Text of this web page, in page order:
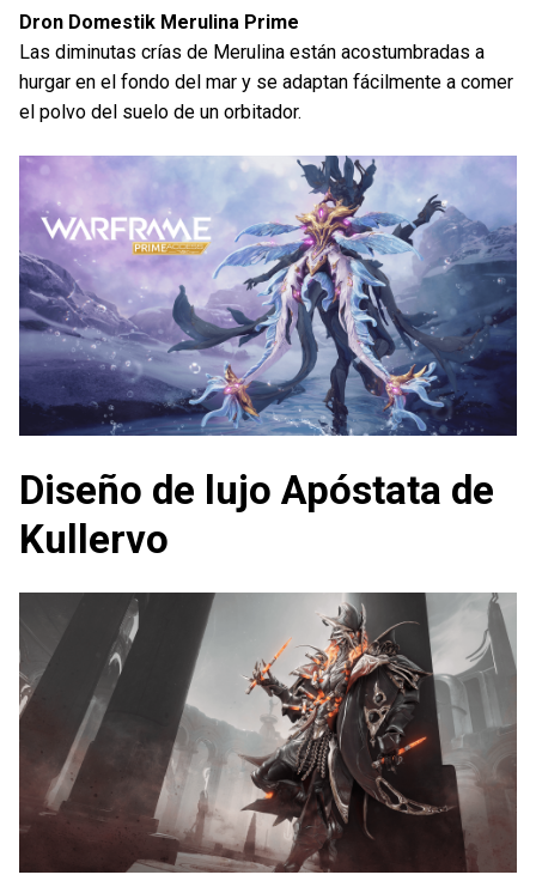
Dron Domestik Merulina Prime
Las diminutas crías de Merulina están acostumbradas a
hurgar en el fondo del mar y se adaptan fácilmente a comer
el polvo del suelo de un orbitador.
Diseño de lujo Apóstata de
Kullervo